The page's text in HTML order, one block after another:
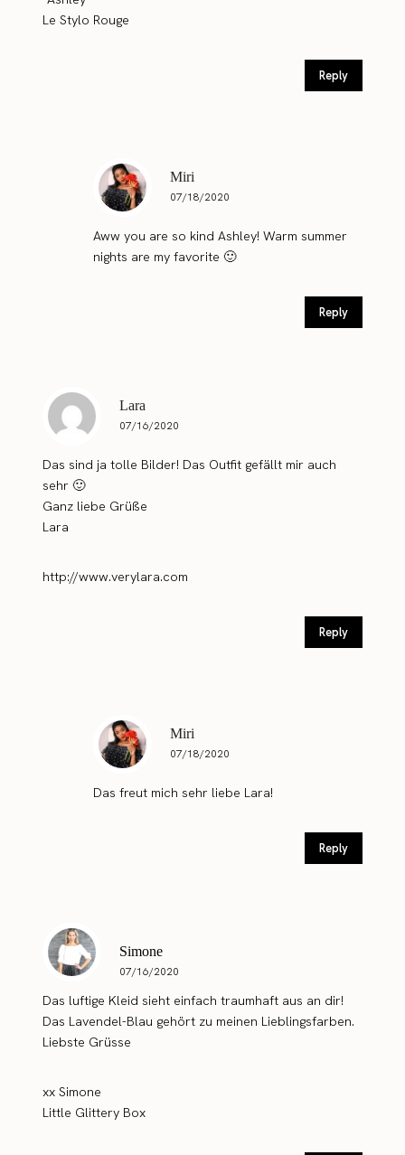
Le Stylo Rouge
Reply
Miri
07/18/2020
Aww you are so kind Ashley! Warm summer
nights are my favorite 🙂
Reply
Lara
07/16/2020
Das sind ja tolle Bilder! Das Outfit gefällt mir auch
sehr 🙂
Ganz liebe Grüße
Lara
http://www.verylara.com
Reply
Miri
07/18/2020
Das freut mich sehr liebe Lara!
Reply
Simone
07/16/2020
Das luftige Kleid sieht einfach traumhaft aus an dir!
Das Lavendel-Blau gehört zu meinen Lieblingsfarben.
Liebste Grüsse
xx Simone
Little Glittery Box